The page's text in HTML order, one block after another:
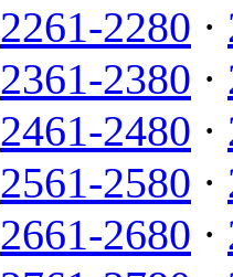
2261-2280 ·
2361-2380 ·
2461-2480 ·
2561-2580 ·
2661-2680 ·